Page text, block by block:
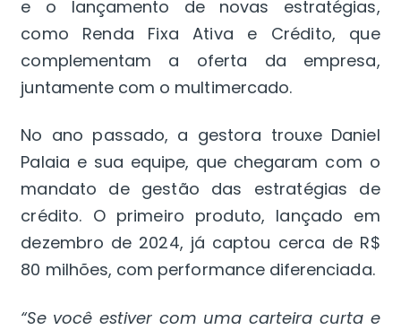
e o lançamento de novas estratégias,
como Renda Fixa Ativa e Crédito, que
complementam a oferta da empresa,
juntamente com o multimercado.
No ano passado, a gestora trouxe Daniel
Palaia e sua equipe, que chegaram com o
mandato de gestão das estratégias de
crédito. O primeiro produto, lançado em
dezembro de 2024, já captou cerca de R$
80 milhões, com performance diferenciada.
“Se você estiver com uma carteira curta e